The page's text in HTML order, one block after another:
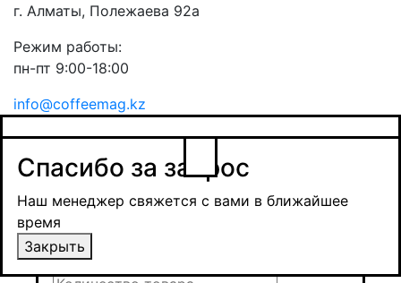
г. Алматы, Полежаева 92а
Режим работы:
пн-пт 9:00-18:00
info@coffeemag.kz
Заказ товара
Уведомить о поступлении
Спасибо за заявку
Наш менеджер свяжется с вами в ближайшее
время и обсудит сроки поставки и условия
оплаты
Закрыть
Получить оптовую цену
Спасибо за запрос
Наш менеджер свяжется с вами в ближайшее
время
Закрыть